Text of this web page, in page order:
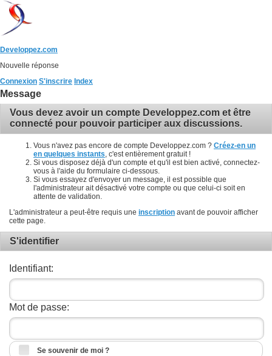
Developpez.com
Nouvelle réponse
Connexion S'inscrire Index
Message
Vous devez avoir un compte Developpez.com et être
connecté pour pouvoir participer aux discussions.
Vous n'avez pas encore de compte Developpez.com ? Créez-en un
en quelques instants , c'est entièrement gratuit !
Si vous disposez déjà d'un compte et qu'il est bien activé, connectez-
vous à l'aide du formulaire ci-dessous.
Si vous essayez d'envoyer un message, il est possible que
l'administrateur ait désactivé votre compte ou que celui-ci soit en
attente de validation.
L'administrateur a peut-être requis une inscription avant de pouvoir afficher
cette page.
S'identifier
Identifiant:
Mot de passe:
Se souvenir de moi ?